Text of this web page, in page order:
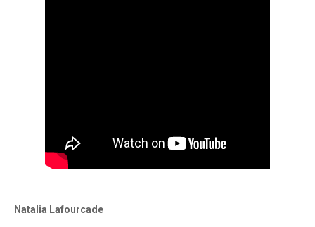
Natalia Lafourcade